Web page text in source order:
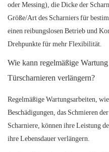
oder Messing), die Dicke der
Größe/Art des Scharniers für
einen reibungslosen Betrieb und
Drehpunkte für mehr Flexibilität.
Wie kann regelmäßige
Türscharnieren verlängern?
Regelmäßige Wartungsarbeiten,
Beschädigungen, das Schmieren
Scharniere, können ihre Leistung
ihre Lebensdauer verlängern.